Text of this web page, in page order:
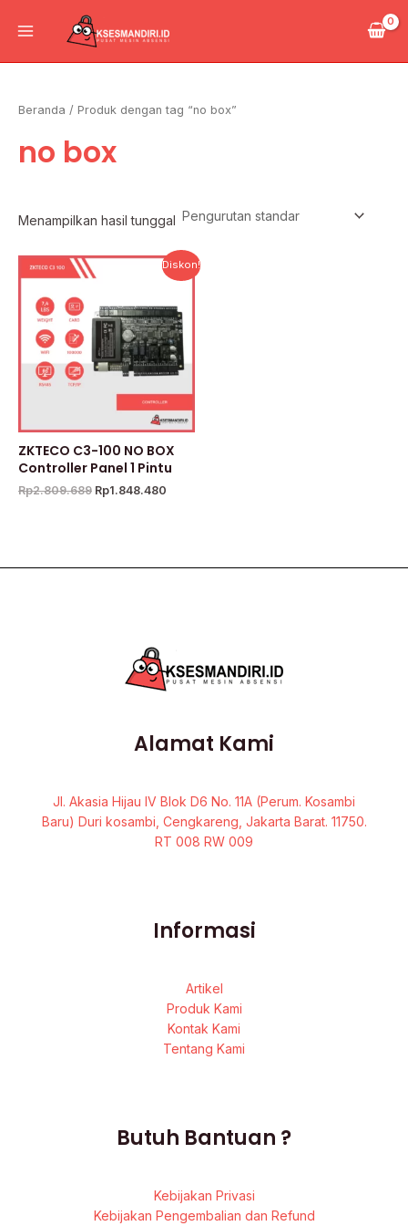
Beranda / Produk dengan tag “no box”
no box
Menampilkan hasil tunggal
Diskon!
ZKTECO C3-100 NO BOX
Controller Panel 1 Pintu
Rp2.809.689
Harga
aslinya
Rp2.809.689.
Rp1.848.480
Harga
saat
adalah:
Rp1.848.480.
Alamat Kami
Jl. Akasia Hijau IV Blok D6 No. 11A (Perum. Kosambi
Baru) Duri kosambi, Cengkareng, Jakarta Barat. 11750.
RT 008 RW 009
Informasi
Artikel
Produk Kami
Kontak Kami
Tentang Kami
Butuh Bantuan ?
Kebijakan Privasi
Kebijakan Pengembalian dan Refund